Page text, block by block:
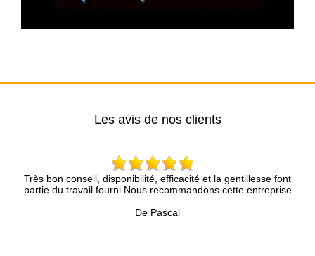
Les avis de nos clients
disponibilité, efficacité et la gentillesse font
fourni.Nous recommandons cette entreprise
Entreprise
rapidement, le